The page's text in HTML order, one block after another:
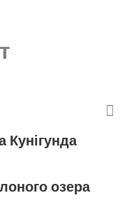
Кунігунда
озера